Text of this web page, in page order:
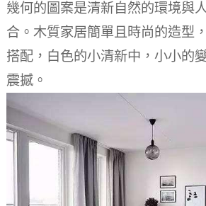
幾何的圖案是清新自然的環境與
合。 木質家居簡單且時尚的造型
搭配，白色的小清新中，小小的
震撼。